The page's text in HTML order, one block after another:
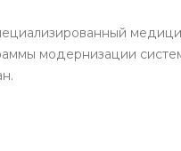
модернизации